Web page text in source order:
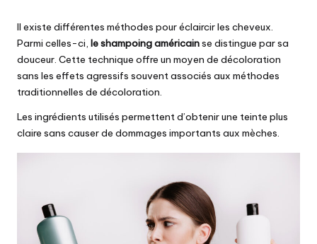
Il existe différentes méthodes pour éclaircir les cheveux.
Parmi celles-ci, le shampoing américainse distingue par sa
douceur. Cette technique offre un moyen de décoloration
sans les effets agressifs souvent associés aux méthodes
traditionnelles de décoloration.
Les ingrédients utilisés permettent d’obtenir une teinte plus
claire sans causer de dommages importants aux mèches.